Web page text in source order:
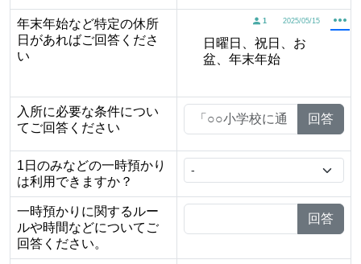
年末年始など特定の休所
日があればご回答くださ
い
1 2025/05/15
日曜日、祝日、お
盆、年末年始
入所に必要な条件につい
てご回答ください
回答
1日のみなどの一時預かり
は利用できますか？
一時預かりに関するルー
ルや時間などについてご
回答ください。
回答